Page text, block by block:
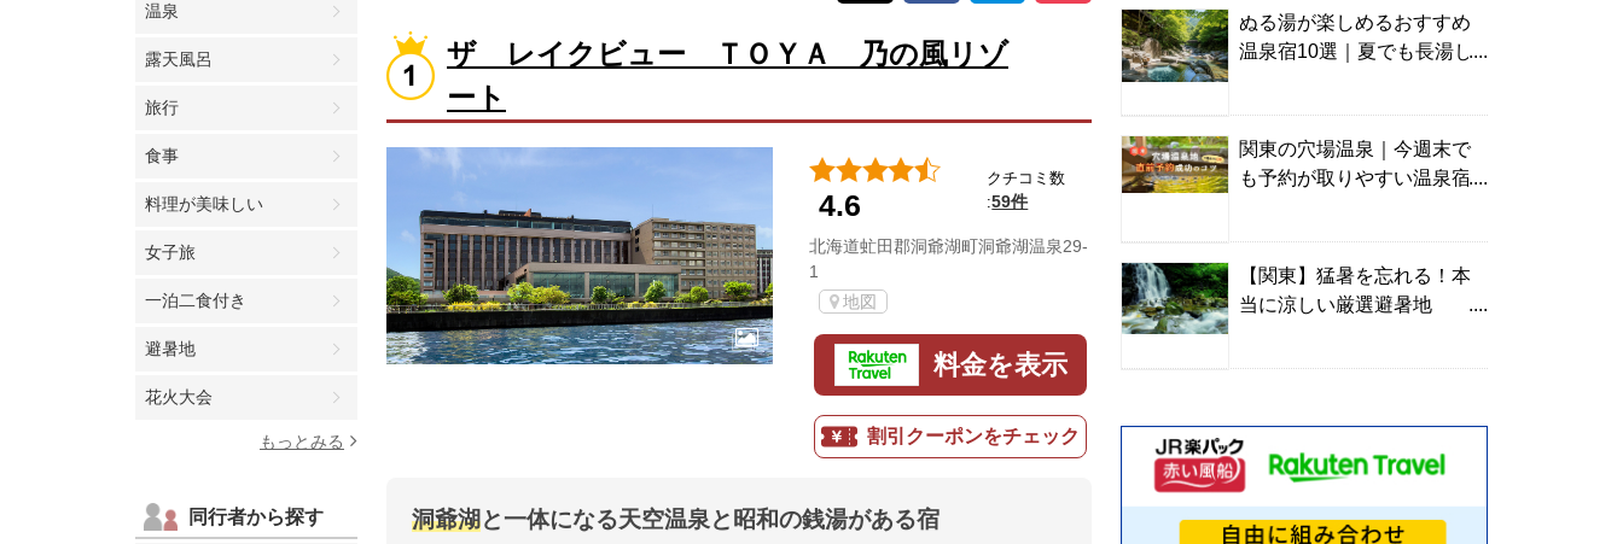
温泉
露天風呂
旅行
食事
料理が美味しい
女子旅
一泊二食付き
避暑地
花火大会
もっとみる
同行者から探す
ザ レイクビュー ＴＯＹＡ 乃の風リゾ
ート
4.6
クチコミ数
:59件
北海道虻田郡洞爺湖町洞爺湖温泉29-
1
地図
料金を表示
割引クーポンをチェック
洞爺湖と一体になる天空温泉と昭和の銭湯がある宿
ぬる湯が楽しめるおすすめ
温泉宿10選｜夏でも長湯し
関東の穴場温泉｜今週末で
も予約が取りやすい温泉宿
【関東】猛暑を忘れる！本
当に涼しい厳選避暑地